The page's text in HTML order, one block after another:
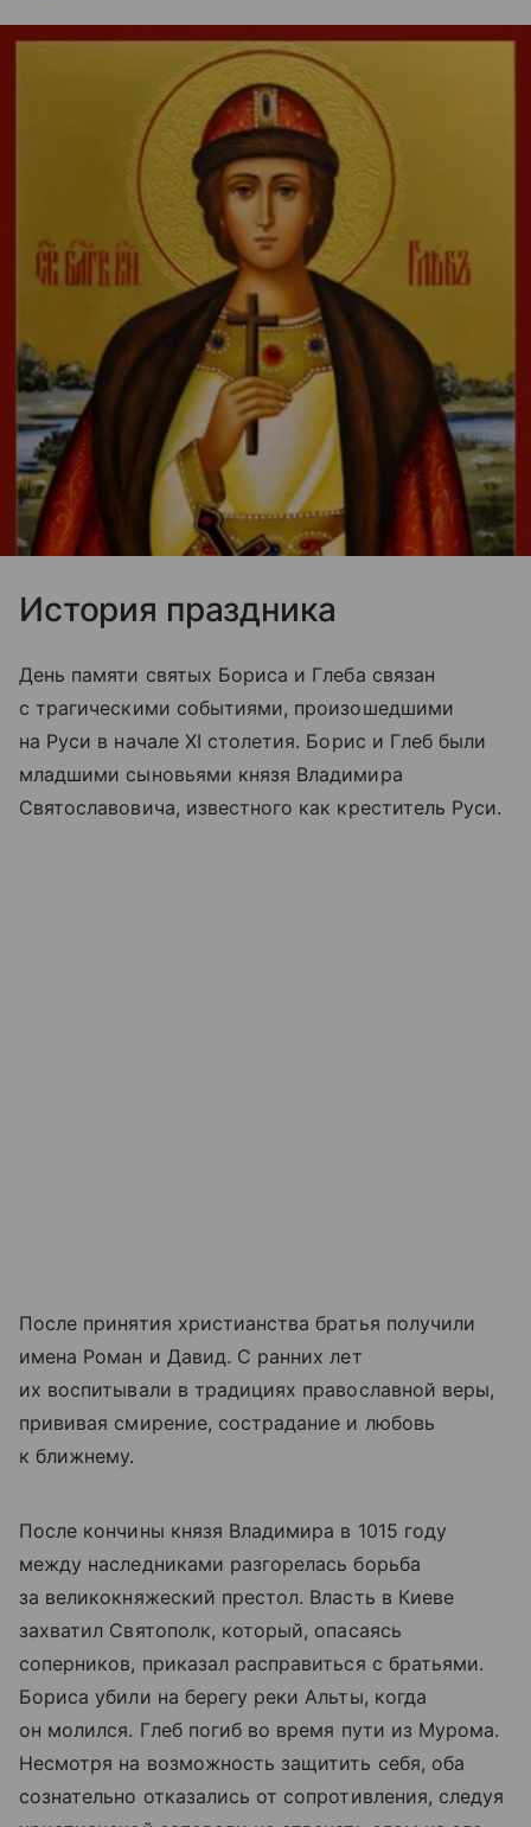
История праздника
День памяти святых Бориса и Глеба связан
с трагическими событиями, произошедшими
на Руси в начале XI столетия. Борис и Глеб были
младшими сыновьями князя Владимира
Святославовича, известного как креститель Руси.
После принятия христианства братья получили
имена Роман и Давид. С ранних лет
их воспитывали в традициях православной веры,
прививая смирение, сострадание и любовь
к ближнему.
После кончины князя Владимира в 1015 году
между наследниками разгорелась борьба
за великокняжеский престол. Власть в Киеве
захватил Святополк, который, опасаясь
соперников, приказал расправиться с братьями.
Бориса убили на берегу реки Альты, когда
он молился. Глеб погиб во время пути из Мурома.
Несмотря на возможность защитить себя, оба
сознательно отказались от сопротивления, следуя